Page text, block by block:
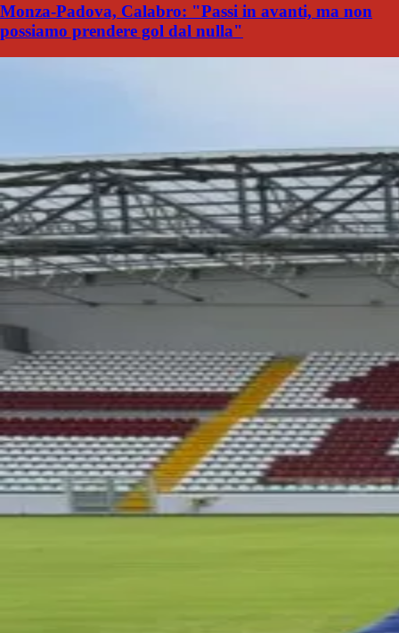
Monza-Padova, Calabro: "Passi in avanti, ma non
possiamo prendere gol dal nulla"